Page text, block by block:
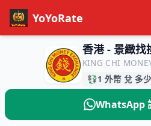
YoYoRate
香港 - 景緻找
KING CHI
💱1 外幣 兌 多
WhatsApp